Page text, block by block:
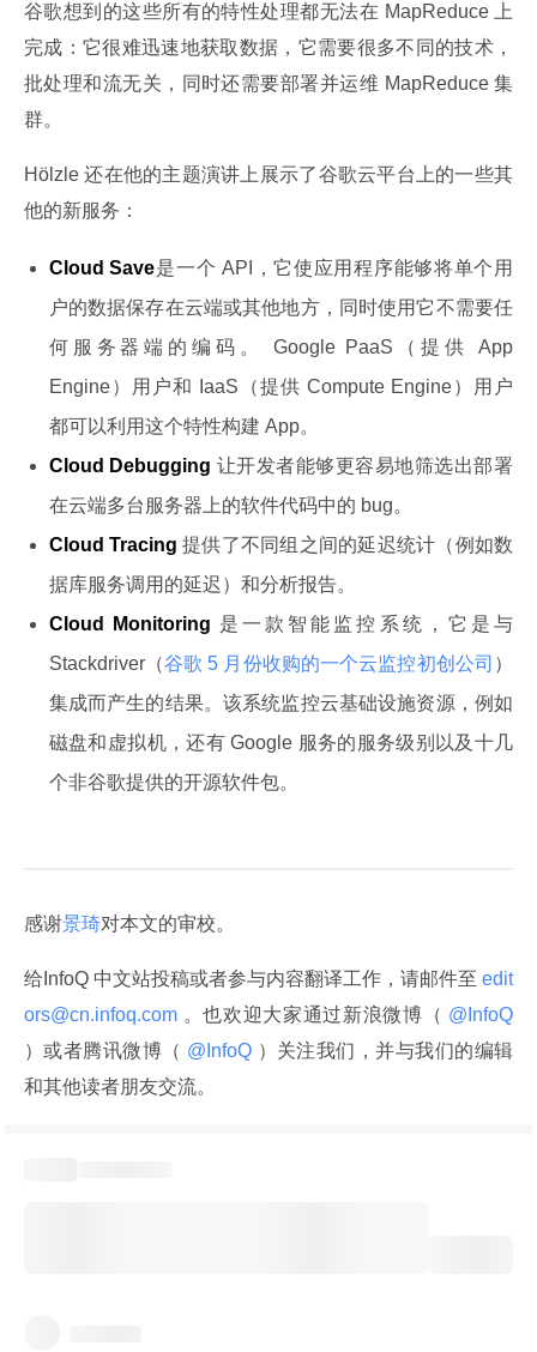
谷歌想到的这些所有的特性处理都无法在 MapReduce 上
完成：它很难迅速地获取数据，它需要很多不同的技术，
批处理和流无关，同时还需要部署并运维 MapReduce 集
群。
Hölzle 还在他的主题演讲上展示了谷歌云平台上的一些其
他的新服务：
Cloud Save是一个 API，它使应用程序能够将单个用
户的数据保存在云端或其他地方，同时使用它不需要任
何服务器端的编码。 Google PaaS（提供 App
Engine）用户和 IaaS（提供 Compute Engine）用户
都可以利用这个特性构建 App。
Cloud Debugging 让开发者能够更容易地筛选出部署
在云端多台服务器上的软件代码中的 bug。
Cloud Tracing 提供了不同组之间的延迟统计（例如数
据库服务调用的延迟）和分析报告。
Cloud Monitoring 是一款智能监控系统，它是与
Stackdriver（谷歌 5 月份收购的一个云监控初创公司 ）
集成而产生的结果。该系统监控云基础设施资源，例如
磁盘和虚拟机，还有 Google 服务的服务级别以及十几
个非谷歌提供的开源软件包。
感谢景琦对本文的审校。
给InfoQ 中文站投稿或者参与内容翻译工作，请邮件至 edit
ors@cn.infoq.com 。也欢迎大家通过新浪微博（
）或者腾讯微博（ @InfoQ ）关注我们，并与我们的编辑
和其他读者朋友交流。